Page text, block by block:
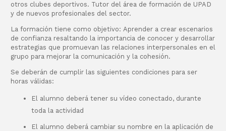
otros clubes deportivos. Tutor del área de formación de UPAD
y de nuevos profesionales del sector.
La formación tiene como objetivo: Aprender a crear escenarios
de confianza resaltando la importancia de conocer y desarrollar
estrategias que promuevan las relaciones interpersonales en el
grupo para mejorar la comunicación y la cohesión.
Se deberán de cumplir las siguientes condiciones para ser
horas válidas:
El alumno deberá tener su vídeo conectado, durante
toda la actividad
El alumno deberá cambiar su nombre en la aplicación de